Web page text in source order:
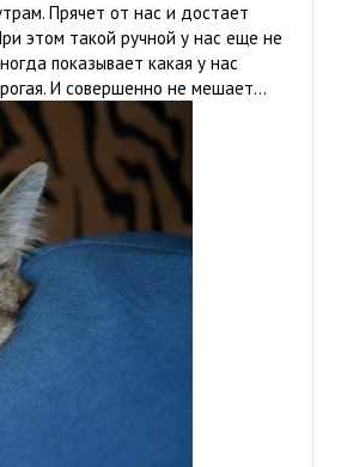
Прячет от нас и достает
этом такой ручной у нас еще не
показывает какая у нас
И совершенно не мешает...